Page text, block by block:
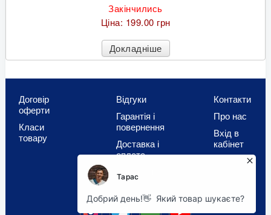
Закінчились
Ціна: 199.00 грн
Докладніше
Договір
оферти
Класи
товару
Відгуки
Гарантія і
повернення
Доставка і
оплата
Співпраця
Контакти
Про нас
Вхід в
кабінет